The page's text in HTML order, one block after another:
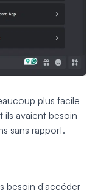
plus facile
avaient besoin
sans rapport.
besoin d'accéder